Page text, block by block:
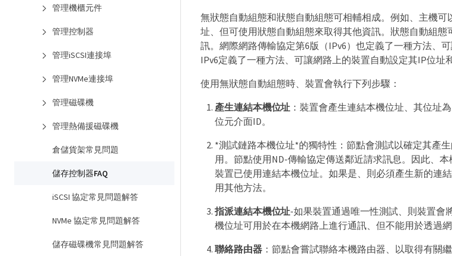
管理機櫃元件
管理控制器
管理iSCSI連接埠
管理NVMe連接埠
管理磁碟機
管理熱備援磁碟機
倉儲貨架常見問題
儲存控制器FAQ
iSCSI 協定常見問題解答
NVMe 協定常見問題解答
儲存磁碟機常見問題解答
無狀態自動組態和狀態自動組態可相輔相成。例如、主機
址、但可使用狀態自動組態來取得其他資訊。狀態自動組
訊。網際網路傳輸協定第6版（IPv6）也定義了一種方法、
IPv6定義了一種方法、可讓網路上的裝置自動設定其IP位址
使用無狀態自動組態時、裝置會執行下列步驟：
產生連結本機位址 ：裝置會產生連結本機位址、其位址
位元介面ID。
*測試鏈路本機位址*的獨特性：節點會測試以確定其產
用。節點使用ND-傳輸協定傳送鄰近請求訊息。因此、
裝置已使用連結本機位址。如果是、則必須產生新的連
用其他方法。
指派連結本機位址-如果裝置通過唯一性測試、則裝置會
機位址可用於在本機網路上進行通訊、但不能用於透過網
聯絡路由器：節點會嘗試聯絡本機路由器、以取得有關